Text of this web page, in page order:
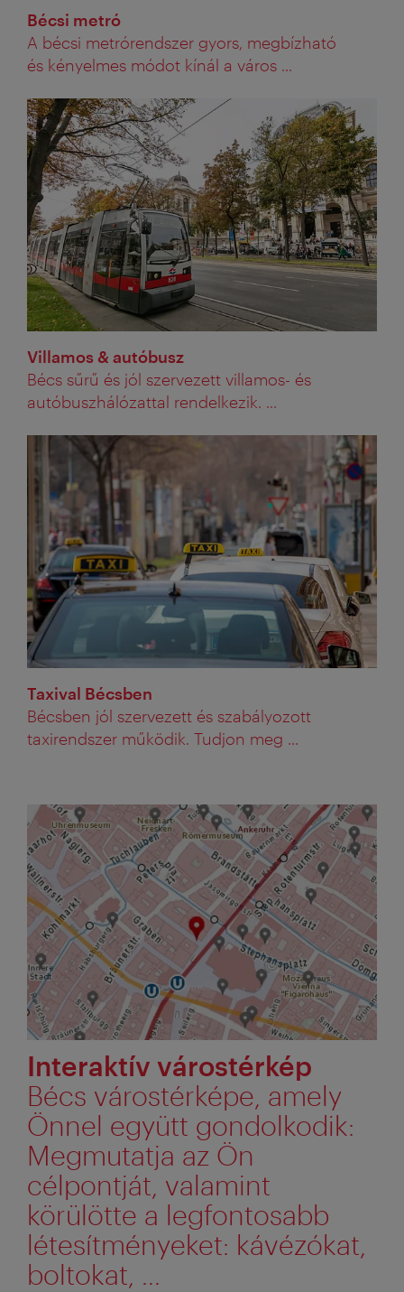
Bécsi metró
A bécsi metrórendszer gyors, megbízható
és kényelmes módot kínál a város ...
Villamos & autóbusz
Bécs sűrű és jól szervezett villamos- és
autóbuszhálózattal rendelkezik. ...
Taxival Bécsben
Bécsben jól szervezett és szabályozott
taxirendszer működik. Tudjon meg ...
Interaktív várostérkép
Bécs várostérképe, amely
Önnel együtt gondolkodik:
Megmutatja az Ön
célpontját, valamint
körülötte a legfontosabb
létesítményeket: kávézókat,
boltokat, ...